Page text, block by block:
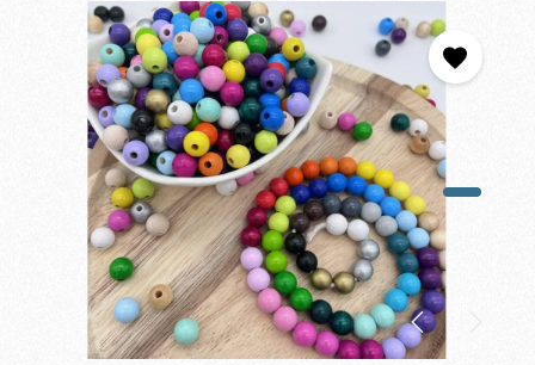
Bildergalerie überspringen